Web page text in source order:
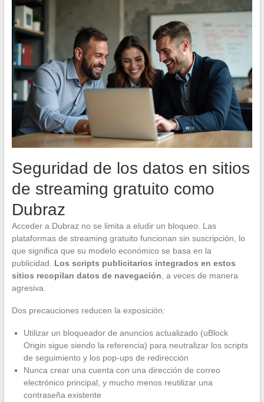
Seguridad de los datos en sitios
de streaming gratuito como
Dubraz
Acceder a Dubraz no se limita a eludir un bloqueo. Las
plataformas de streaming gratuito funcionan sin suscripción, lo
que significa que su modelo económico se basa en la
publicidad. Los scripts publicitarios integrados en estos
sitios recopilan datos de navegación, a veces de manera
agresiva.
Dos precauciones reducen la exposición:
Utilizar un bloqueador de anuncios actualizado (uBlock
Origin sigue siendo la referencia) para neutralizar los scripts
de seguimiento y los pop-ups de redirección
Nunca crear una cuenta con una dirección de correo
electrónico principal, y mucho menos reutilizar una
contraseña existente